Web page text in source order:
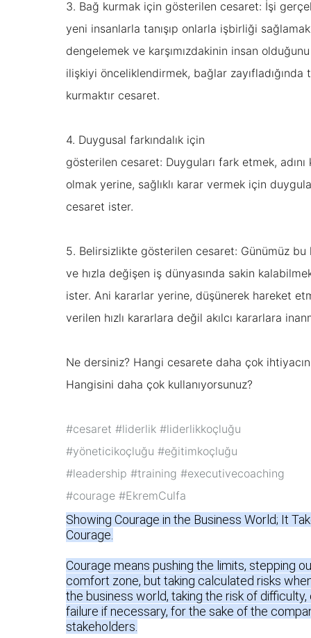
3. Bağ kurmak için gösterilen cesaret: İşi
yeni insanlarla tanışıp onlarla işbirliği
dengelemek ve karşımızdakinin insan
ilişkiyi önceliklendirmek, bağlar zayıfladığında
kurmaktır cesaret.
4. Duygusal farkındalık için
gösterilen cesaret: Duyguları fark etmek,
olmak yerine, sağlıklı karar vermek için
cesaret ister.
5. Belirsizlikte gösterilen cesaret: Günümüz bu
ve hızla değişen iş dünyasında sakin
ister. Ani kararlar yerine, düşünerek hareket
verilen hızlı kararlara değil akılcı kararlara
Ne dersiniz? Hangi cesarete daha çok
Hangisini daha çok kullanıyorsunuz?
#cesaret #liderlik #liderlikkoçluğu
#yöneticikoçluğu #eğitimkoçluğu
#leadership #training #executivecoaching
#courage #EkremCulfa
Showing Courage in the Business World; It
Courage.
Courage means pushing the limits, stepping
comfort zone, but taking calculated risks
the business world, taking the risk of
failure if necessary, for the sake of the
stakeholders.